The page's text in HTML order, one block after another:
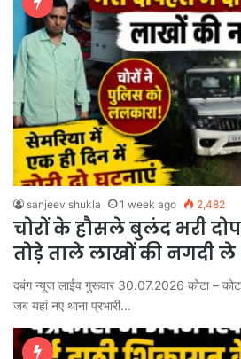
sanjeev shukla 1 week ago 2,482
चोरों के हौसले बुलंद भरी
तोड़े ताले लाखों की नगदी ले
दबंग न्यूज लाईव गुरूवार 30.07.2026 कोटा –
जब यहां नए थाना प्रभारी…